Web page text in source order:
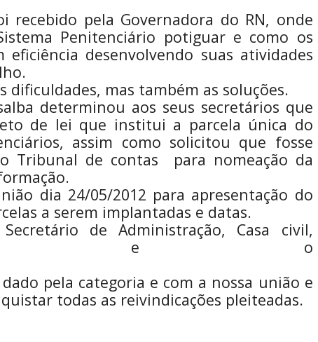
recebido pela Governadora do RN, onde
Penitenciário potiguar e como os
desenvolvendo suas atividades
dificuldades, mas também as soluções.
determinou aos seus secretários que
de lei que institui a parcela única do
assim como solicitou que fosse
Tribunal de contas para nomeação da
dia 24/05/2012 para apresentação do
a serem implantadas e datas.
de Administração, Casa civil,
e o
RN.
pela categoria e com a nossa união e
todas as reivindicações pleiteadas.